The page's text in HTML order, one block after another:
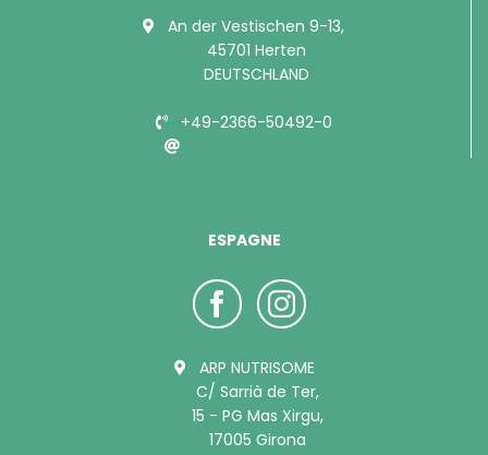
An der Vestischen 9-13,
45701 Herten
DEUTSCHLAND
+49-2366-50492-0
ESPAGNE
ARP NUTRISOME
C/ Sarrià de Ter,
15 - PG Mas Xirgu,
17005 Girona